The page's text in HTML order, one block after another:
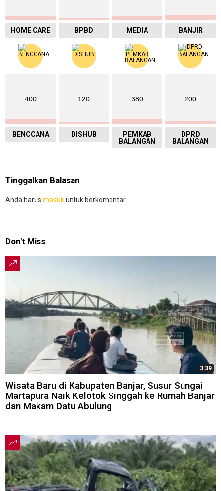
HOME CARE BPBD MEDIA BANJIR
400
BENCCANA
120
DISHUB
380
PEMKAB
BALANGAN
200
DPRD
BALANGAN
Tinggalkan Balasan
Anda harus masukuntuk berkomentar.
Don't Miss
3:39
Wisata Baru di Kabupaten Banjar, Susur Sungai
Martapura Naik Kelotok Singgah ke Rumah Banjar
dan Makam Datu Abulung